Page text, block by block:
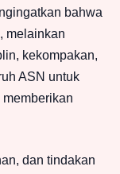
bahwa
melainkan
kekompakan,
ASN untuk
dan tindakan